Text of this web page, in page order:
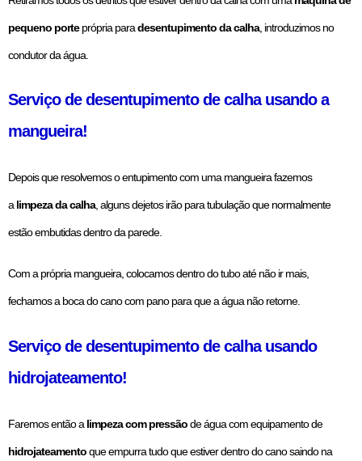
pequeno porteprópria paradesentupimento da calha, introduzimos no
condutor da água.
Serviço de desentupimento de calha usando a
mangueira!
Depois que resolvemos o entupimento com uma mangueira fazemos
a limpeza da calha, alguns dejetos irão para tubulação que normalmente
estão embutidas dentro da parede.
Com a própria mangueira, colocamos dentro do tubo até não ir mais,
fechamos a boca do cano com pano para que a água não retorne.
Serviço de desentupimento de calha usando
hidrojateamento!
Faremos então a limpeza com pressãode água com equipamento de
hidrojateamentoque empurra tudo que estiver dentro do cano saindo na